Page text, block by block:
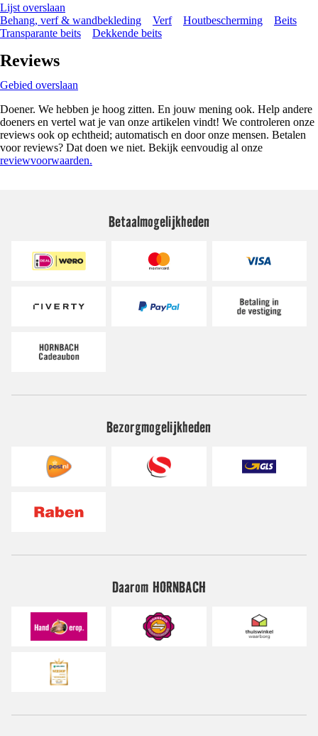
Lijst overslaan
Behang, verf & wandbekleding
Verf Houtbescherming
Beits
Transparante beits
Dekkende beits
Reviews
Gebied overslaan
Doener. We hebben je hoog zitten. En jouw mening ook. Help andere
doeners en vertel wat je van onze artikelen vindt! We controleren onze
reviews ook op echtheid; automatisch en door onze mensen. Betalen
voor reviews? Dat doen we niet. Bekijk eenvoudig al onze
reviewvoorwaarden.
Betaalmogelijkheden
Bezorgmogelijkheden
Daarom HORNBACH